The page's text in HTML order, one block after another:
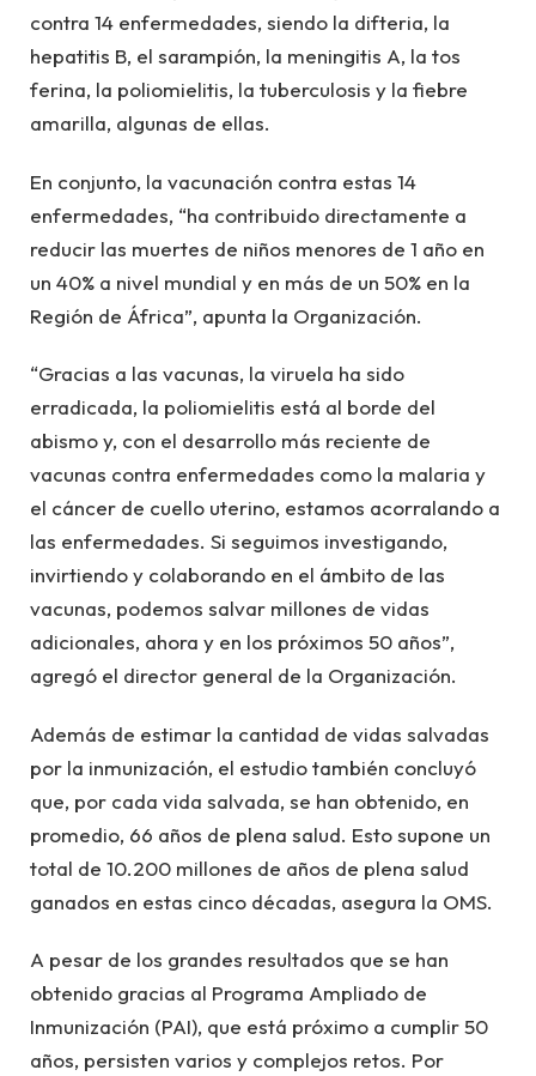
contra 14 enfermedades, siendo la difteria, la
hepatitis B, el sarampión, la meningitis A, la tos
ferina, la poliomielitis, la tuberculosis y la fiebre
amarilla, algunas de ellas.
En conjunto, la vacunación contra estas 14
enfermedades, “ha contribuido directamente a
reducir las muertes de niños menores de 1 año en
un 40% a nivel mundial y en más de un 50% en la
Región de África”, apunta la Organización.
“Gracias a las vacunas, la viruela ha sido
erradicada, la poliomielitis está al borde del
abismo y, con el desarrollo más reciente de
vacunas contra enfermedades como la malaria y
el cáncer de cuello uterino, estamos acorralando a
las enfermedades. Si seguimos investigando,
invirtiendo y colaborando en el ámbito de las
vacunas, podemos salvar millones de vidas
adicionales, ahora y en los próximos 50 años”,
agregó el director general de la Organización.
Además de estimar la cantidad de vidas salvadas
por la inmunización, el estudio también concluyó
que, por cada vida salvada, se han obtenido, en
promedio, 66 años de plena salud. Esto supone un
total de 10.200 millones de años de plena salud
ganados en estas cinco décadas, asegura la OMS.
A pesar de los grandes resultados que se han
obtenido gracias al Programa Ampliado de
Inmunización (PAI), que está próximo a cumplir 50
años, persisten varios y complejos retos. Por